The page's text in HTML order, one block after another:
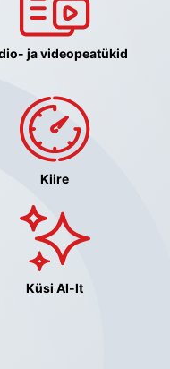
ja videopeatükid
Kiire
Küsi AI-lt